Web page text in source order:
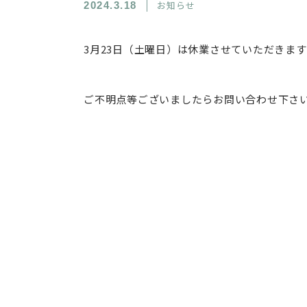
2024.3.18 お知らせ
3月23日（土曜日）は休業させていただきま
ご不明点等ございましたらお問い合わせ下さ